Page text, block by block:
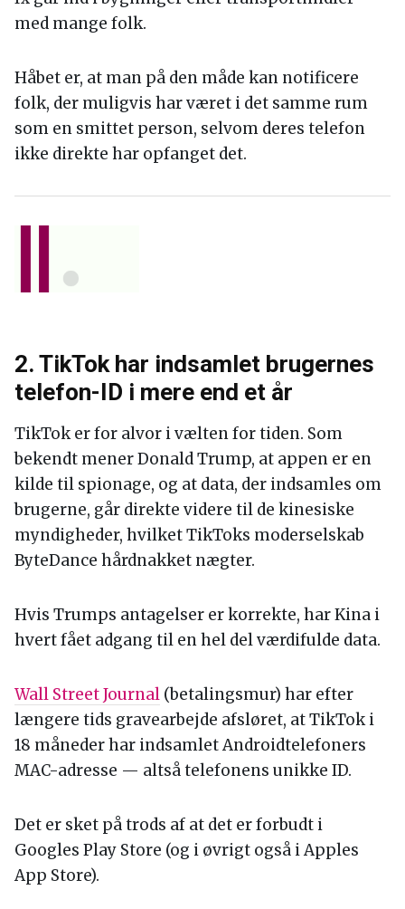
med mange folk.
Håbet er, at man på den måde kan notificere
folk, der muligvis har været i det samme rum
som en smittet person, selvom deres telefon
ikke direkte har opfanget det.
2. TikTok har indsamlet brugernes
telefon-ID i mere end et år
TikTok er for alvor i vælten for tiden. Som
bekendt mener Donald Trump, at appen er en
kilde til spionage, og at data, der indsamles om
brugerne, går direkte videre til de kinesiske
myndigheder, hvilket TikToks moderselskab
ByteDance hårdnakket nægter.
Hvis Trumps antagelser er korrekte, har Kina i
hvert fået adgang til en hel del værdifulde data.
Wall Street Journal (betalingsmur) har efter
længere tids gravearbejde afsløret, at TikTok i
18 måneder har indsamlet Androidtelefoners
MAC-adresse — altså telefonens unikke ID.
Det er sket på trods af at det er forbudt i
Googles Play Store (og i øvrigt også i Apples
App Store).